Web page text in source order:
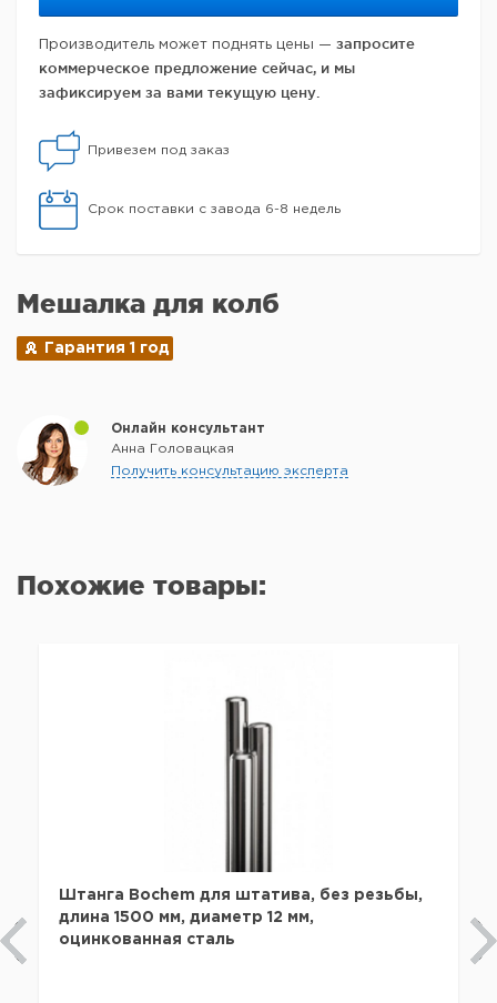
Производитель может поднять цены — запросите
коммерческое предложение сейчас, и мы
зафиксируем за вами текущую цену.
Привезем под заказ
Срок поставки с завода 6-8 недель
Мешалка для колб
Гарантия 1 год
Онлайн консультант
Анна Головацкая
Получить консультацию эксперта
Похожие товары:
Штанга Bochem для штатива, без резьбы,
длина 1500 мм, диаметр 12 мм,
оцинкованная сталь